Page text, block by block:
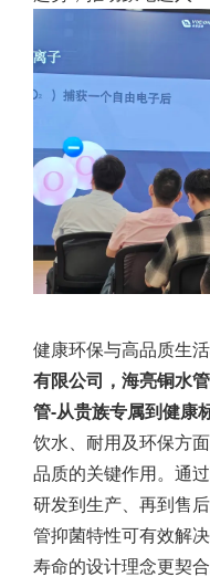
健康环保与高品质生
有限公司，海亮铜水
管-从贵族专属到健康
饮水、耐用及环保方
品质的关键作用。通
研发到生产、再到售
管抑菌特性可有效解
寿命的设计理念更契